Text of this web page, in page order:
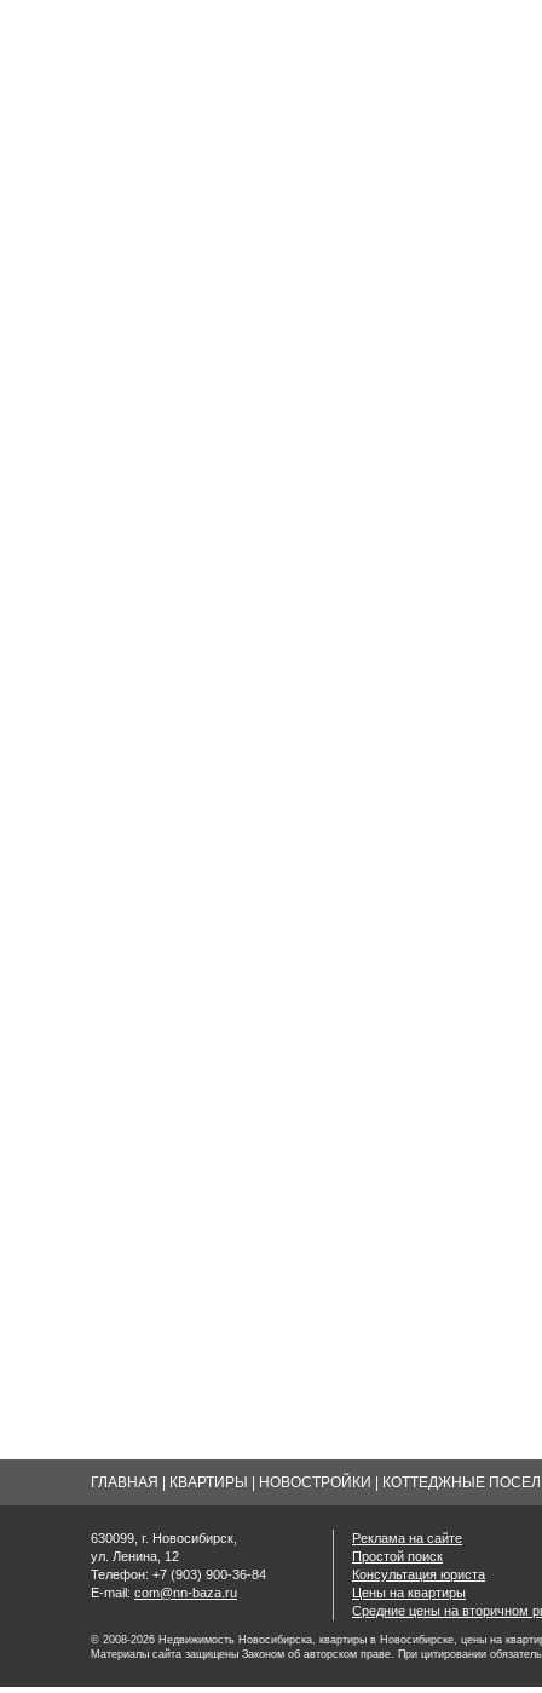
ГЛАВНАЯ КВАРТИРЫ НОВОСТРОЙКИ КОТТЕДЖНЫЕ
630099, г. Новосибирск,
ул. Ленина, 12
Телефон: +7 (903) 900-36-84
E-mail: com@nn-baza.ru
Реклама на сайте
Простой поиск
Консультация юриста
Цены на квартиры
Средние цены на вторичном
© 2008-2026 Недвижимость Новосибирска, квартиры в Новосибирске, цены на
Материалы сайта защищены Законом об авторском праве. При цитировании